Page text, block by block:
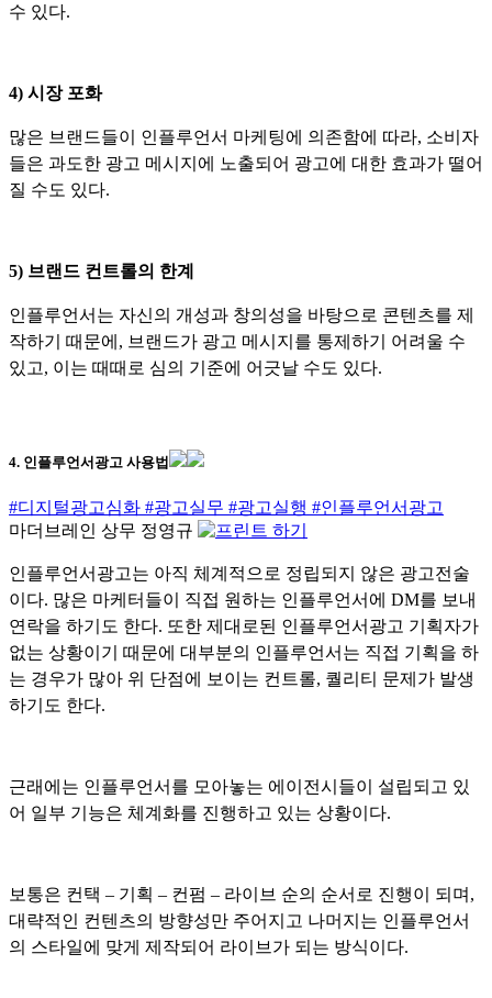
수 있다.
4) 시장 포화
많은 브랜드들이 인플루언서 마케팅에 의존함에 따라, 소비자
들은 과도한 광고 메시지에 노출되어 광고에 대한 효과가 떨어
질 수도 있다.
5) 브랜드 컨트롤의 한계
인플루언서는 자신의 개성과 창의성을 바탕으로 콘텐츠를 제
작하기 때문에, 브랜드가 광고 메시지를 통제하기 어려울 수
있고, 이는 때때로 심의 기준에 어긋날 수도 있다.
4. 인플루언서광고 사용법
#디지털광고심화 #광고실무 #광고실행 #인플루언서광고
마더브레인 상무 정영규
인플루언서광고는 아직 체계적으로 정립되지 않은 광고전술
이다. 많은 마케터들이 직접 원하는 인플루언서에 DM를 보내
연락을 하기도 한다. 또한 제대로된 인플루언서광고 기획자가
없는 상황이기 때문에 대부분의 인플루언서는 직접 기획을 하
는 경우가 많아 위 단점에 보이는 컨트롤, 퀄리티 문제가 발생
하기도 한다.
근래에는 인플루언서를 모아놓는 에이전시들이 설립되고 있
어 일부 기능은 체계화를 진행하고 있는 상황이다.
보통은 컨택 – 기획 – 컨펌 – 라이브 순의 순서로 진행이 되며,
대략적인 컨텐츠의 방향성만 주어지고 나머지는 인플루언서
의 스타일에 맞게 제작되어 라이브가 되는 방식이다.